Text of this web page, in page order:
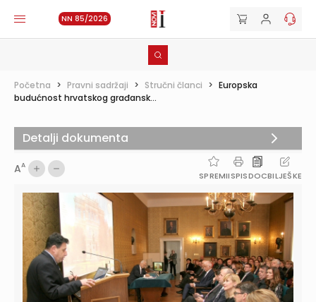
NN 85/2026
Početna > Pravni sadržaji > Stručni članci > Europska
budućnost hrvatskog građansk...
AA
SPREMIISPISDOCBILJEŠKE
Detalji dokumenta